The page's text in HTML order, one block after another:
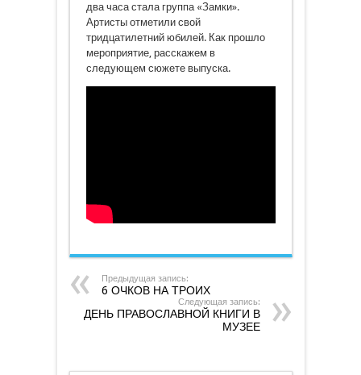
два часа стала группа «Замки».
Артисты отметили свой
тридцатилетний юбилей. Как прошло
мероприятие, расскажем в
следующем сюжете выпуска.
Предыдущая запись:
6 ОЧКОВ НА ТРОИХ
Следующая запись:
ДЕНЬ ПРАВОСЛАВНОЙ КНИГИ В
МУЗЕЕ